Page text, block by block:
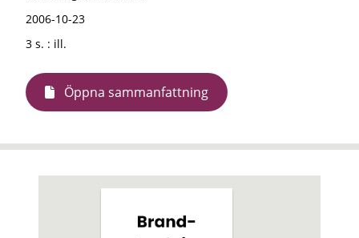
2006-10-23
3 s. : ill.
Öppna sammanfattning